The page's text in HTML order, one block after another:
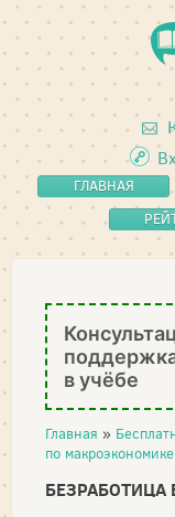
ГЛАВНАЯ
в учёбе
Главная »
по макроэкономике
БЕЗРАБОТИЦА